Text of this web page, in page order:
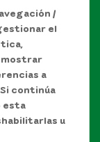
/
el
mostrar
a
continúa
esta
u